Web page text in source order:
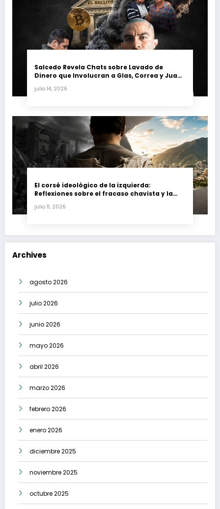
Salcedo Revela Chats sobre Lavado de
Dinero que Involucran a Glas, Correa y Juan
julio 14, 2026
El corsé ideológico de la izquierda:
Reflexiones sobre el fracaso chavista y la
julio 11, 2026
Archives
agosto 2026
julio 2026
junio 2026
mayo 2026
abril 2026
marzo 2026
febrero 2026
enero 2026
diciembre 2025
noviembre 2025
octubre 2025